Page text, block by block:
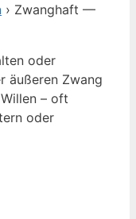
› Zwanghaft —
oder
äußeren Zwang
– oft
oder